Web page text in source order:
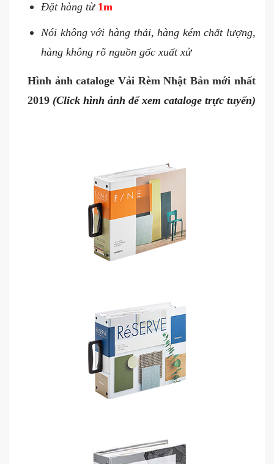
Đặt hàng từ 1m
Nói không với hàng thải, hàng kém chất lượng,
hàng không rõ nguồn gốc xuất xử
Hình ảnh cataloge Vải Rèm Nhật Bản mới nhất
2019 (Click hình ảnh để xem cataloge trực tuyến)